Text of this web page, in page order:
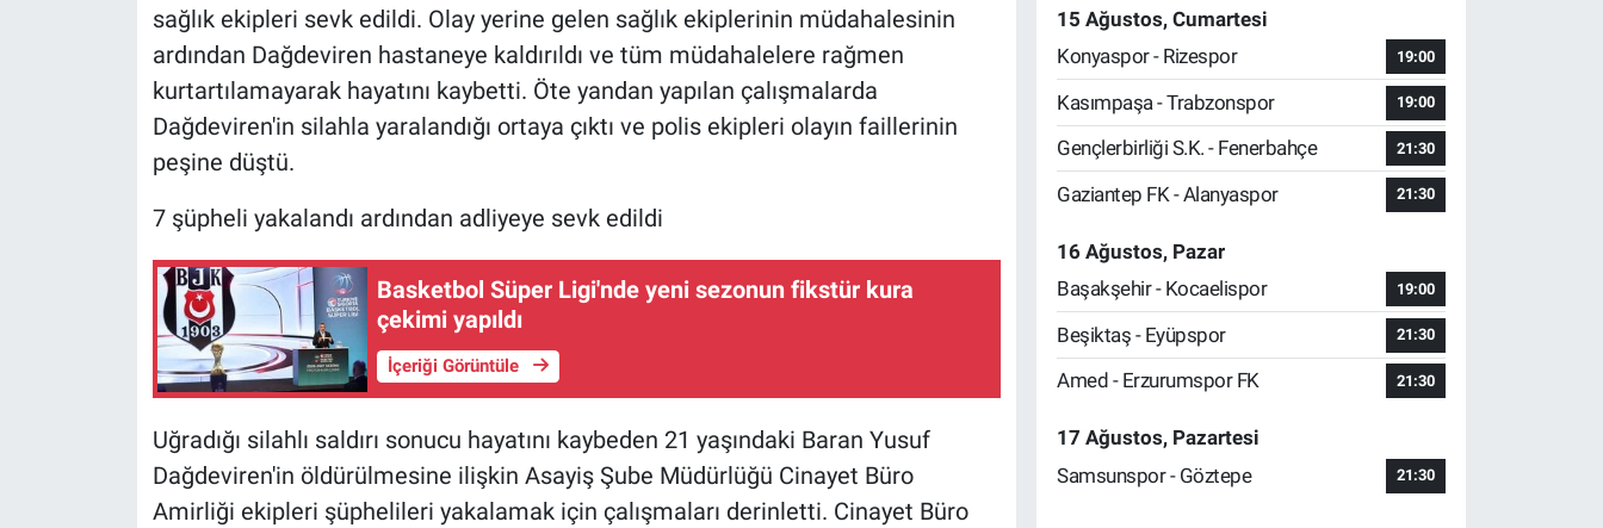
sağlık ekipleri sevk edildi. Olay yerine gelen sağlık ekiplerinin müdahalesinin
ardından Dağdeviren hastaneye kaldırıldı ve tüm müdahalelere rağmen
kurtartılamayarak hayatını kaybetti. Öte yandan yapılan çalışmalarda
Dağdeviren'in silahla yaralandığı ortaya çıktı ve polis ekipleri olayın faillerinin
peşine düştü.
7 şüpheli yakalandı ardından adliyeye sevk edildi
Basketbol Süper Ligi'nde yeni sezonun fikstür kura
çekimi yapıldı
İçeriği Görüntüle
Uğradığı silahlı saldırı sonucu hayatını kaybeden 21 yaşındaki Baran Yusuf
Dağdeviren'in öldürülmesine ilişkin Asayiş Şube Müdürlüğü Cinayet Büro
Amirliği ekipleri şüphelileri yakalamak için çalışmaları derinletti. Cinayet Büro
15 Ağustos, Cumartesi
Konyaspor - Rizespor
19:00
Kasımpaşa - Trabzonspor 19:00
Gençlerbirliği S.K. - Fenerbahçe 21:30
Gaziantep FK - Alanyaspor 21:30
16 Ağustos, Pazar
Başakşehir - Kocaelispor
19:00
Beşiktaş - Eyüpspor 21:30
Amed - Erzurumspor FK 21:30
17 Ağustos, Pazartesi
Samsunspor - Göztepe
21:30